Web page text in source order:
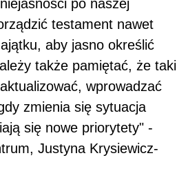
po naszej
testament nawet
aby jasno określić
także pamiętać, że taki
wprowadzać
zmienia się sytuacja
się nowe priorytety" -
Justyna Krysiewicz-